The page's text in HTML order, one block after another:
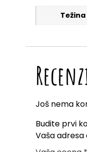
Težina
Još nema
Budite prvi
Vaša